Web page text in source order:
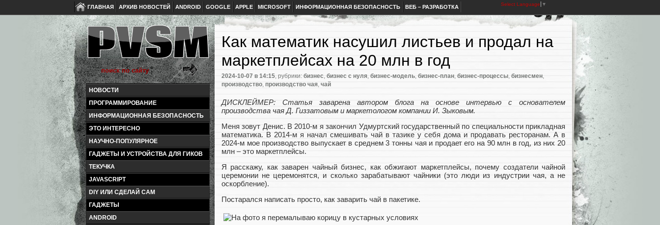
ГЛАВНАЯ АРХИВ НОВОСТЕЙ ANDROID GOOGLE APPLE MICROSOFT ИНФОРМАЦИОННАЯ БЕЗОПАСНОСТЬ ВЕБ – РАЗРАБОТКА Select Language ▼
НОВОСТИ
ПРОГРАММИРОВАНИЕ
ИНФОРМАЦИОННАЯ БЕЗОПАСНОСТЬ
ЭТО ИНТЕРЕСНО
НАУЧНО-ПОПУЛЯРНОЕ
ГАДЖЕТЫ И УСТРОЙСТВА ДЛЯ ГИКОВ
ТЕКУЧКА
JAVASCRIPT
DIY ИЛИ СДЕЛАЙ САМ
ГАДЖЕТЫ
ANDROID
Как математик насушил листьев и продал на
маркетплейсах на 20 млн в год
2024-10-07 в 14:15, рубрики: бизнес, бизнес с нуля, бизнес-модель, бизнес-план, бизнес-процессы, бизнесмен,
производство, производство чая, чай
ДИСКЛЕЙМЕР: Статья заварена автором блога на основе интервью с основателем
производства чая Д. Гиззатовым и маркетологом компании И. Зыковым.
Меня зовут Денис. В 2010-м я закончил Удмуртский государственный по специальности прикладная
математика. В 2014-м я начал смешивать чай в тазике у себя дома и продавать ресторанам. А в
2024-м мое производство выпускает в среднем 3 тонны чая и продает его на 90 млн в год, из них 20
млн – это маркетплейсы.
Я расскажу, как заварен чайный бизнес, как обжигают маркетплейсы, почему создатели чайной
церемонии не церемонятся, и сколько зарабатывают чайники (это люди из индустрии чая, а не
оскорбление).
Постарался написать просто, как заварить чай в пакетике.